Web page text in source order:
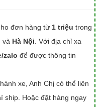
đơn hàng từ 1 triệu trong
và Hà Nội . Với địa chỉ xa
zalo để được thông tin
xe, Anh Chị có thể liên
ship. Hoặc đặt hàng ngay